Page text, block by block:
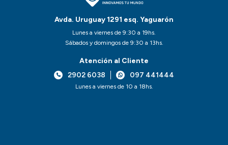
Avda. Uruguay 1291 esq. Yaguarón
Lunes a viernes de 9:30 a 19hs.
Sábados y domingos de 9:30 a 13hs.
Atención al Cliente
2902 6038
097 441444
Lunes a viernes de 10 a 18hs.